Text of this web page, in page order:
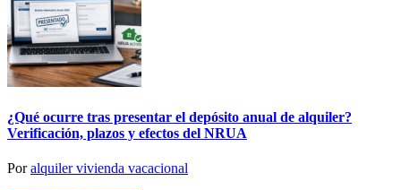
¿Qué ocurre tras presentar el depósito anual de alquiler?
Verificación, plazos y efectos del NRUA
Poralquiler vivienda vacacional